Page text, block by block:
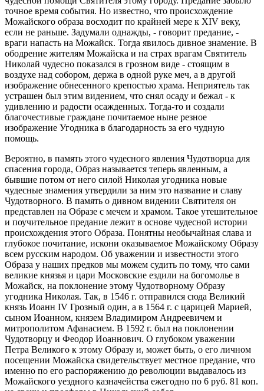
точное время события. Но известно, что происхождение
Можайского образа восходит по крайней мере к XIV веку,
если не раньше. Задумали однажды, - говорит предание, -
враги напасть на Можайск. Тогда явилось дивное знамение. В
ободрение жителям Можайска и на страх врагам Святитель
Николай чудесно показался в грозном виде - стоящим в
воздухе над собором, держа в одной руке меч, а в другой
изображение обнесенного крепостью храма. Неприятель так
устрашен был этим видением, что снял осаду и бежал - к
удивлению и радости осажденных. Тогда-то и создали
благочестивые граждане почитаемое ныне резное
изображение Угодника в благодарность за его чудную
помощь.
Вероятно, в память этого чудесного явления Чудотворца для
спасения города, Образ называется теперь явленным, а
бывшие потом от него силой Николая угодника новые
чудесные знамения утвердили за ним это название и славу
Чудотворного. В память о дивном видении Святителя он
представлен на Образе с мечем и храмом. Такое утешительное
и поучительное предание лежит в основе чудесной истории
происхождения этого Образа. Понятны необычайная слава и
глубокое почитание, искони оказываемое Можайскому Образу
всем русским народом. Об уважении и известности этого
Образа у наших предков мы можем судить по тому, что сами
великие князья и цари Московские ездили на богомолье в
Можайск, на поклонение этому Чудотворному Образу
угодника Николая. Так, в 1546 г. отправился сюда Великий
князь Иоанн IV Грозный один, а в 1564 г. с царицей Марией,
сыном Иоанном, князем Владимиром Андреевичем и
митрополитом Афанасием. В 1592 г. был на поклонении
Чудотворцу и Феодор Иоаннович. О глубоком уважении
Петра Великого к этому Образу и, может быть, о его личном
посещении Можайска свидетельствует местное предание, что
именно по его распоряжению до революции выдавалось из
Можайского уездного казначейства ежегодно по 6 руб. 81 коп.